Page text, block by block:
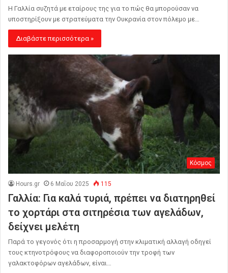
Η Γαλλία συζητά με εταίρους της για το πώς θα μπορούσαν να
υποστηρίξουν με στρατεύματα την Ουκρανία στον πόλεμο με…
Διαβάστε περισσότερα »
Κόσμος
Hours.gr 6 Μαΐου 2025 115
Γαλλία: Για καλά τυριά, πρέπει να διατηρηθεί
το χορτάρι στα σιτηρέσια των αγελάδων,
δείχνει μελέτη
Παρά το γεγονός ότι η προσαρμογή στην κλιματική αλλαγή οδηγεί
τους κτηνοτρόφους να διαφοροποιούν την τροφή των
γαλακτοφόρων αγελάδων, είναι…